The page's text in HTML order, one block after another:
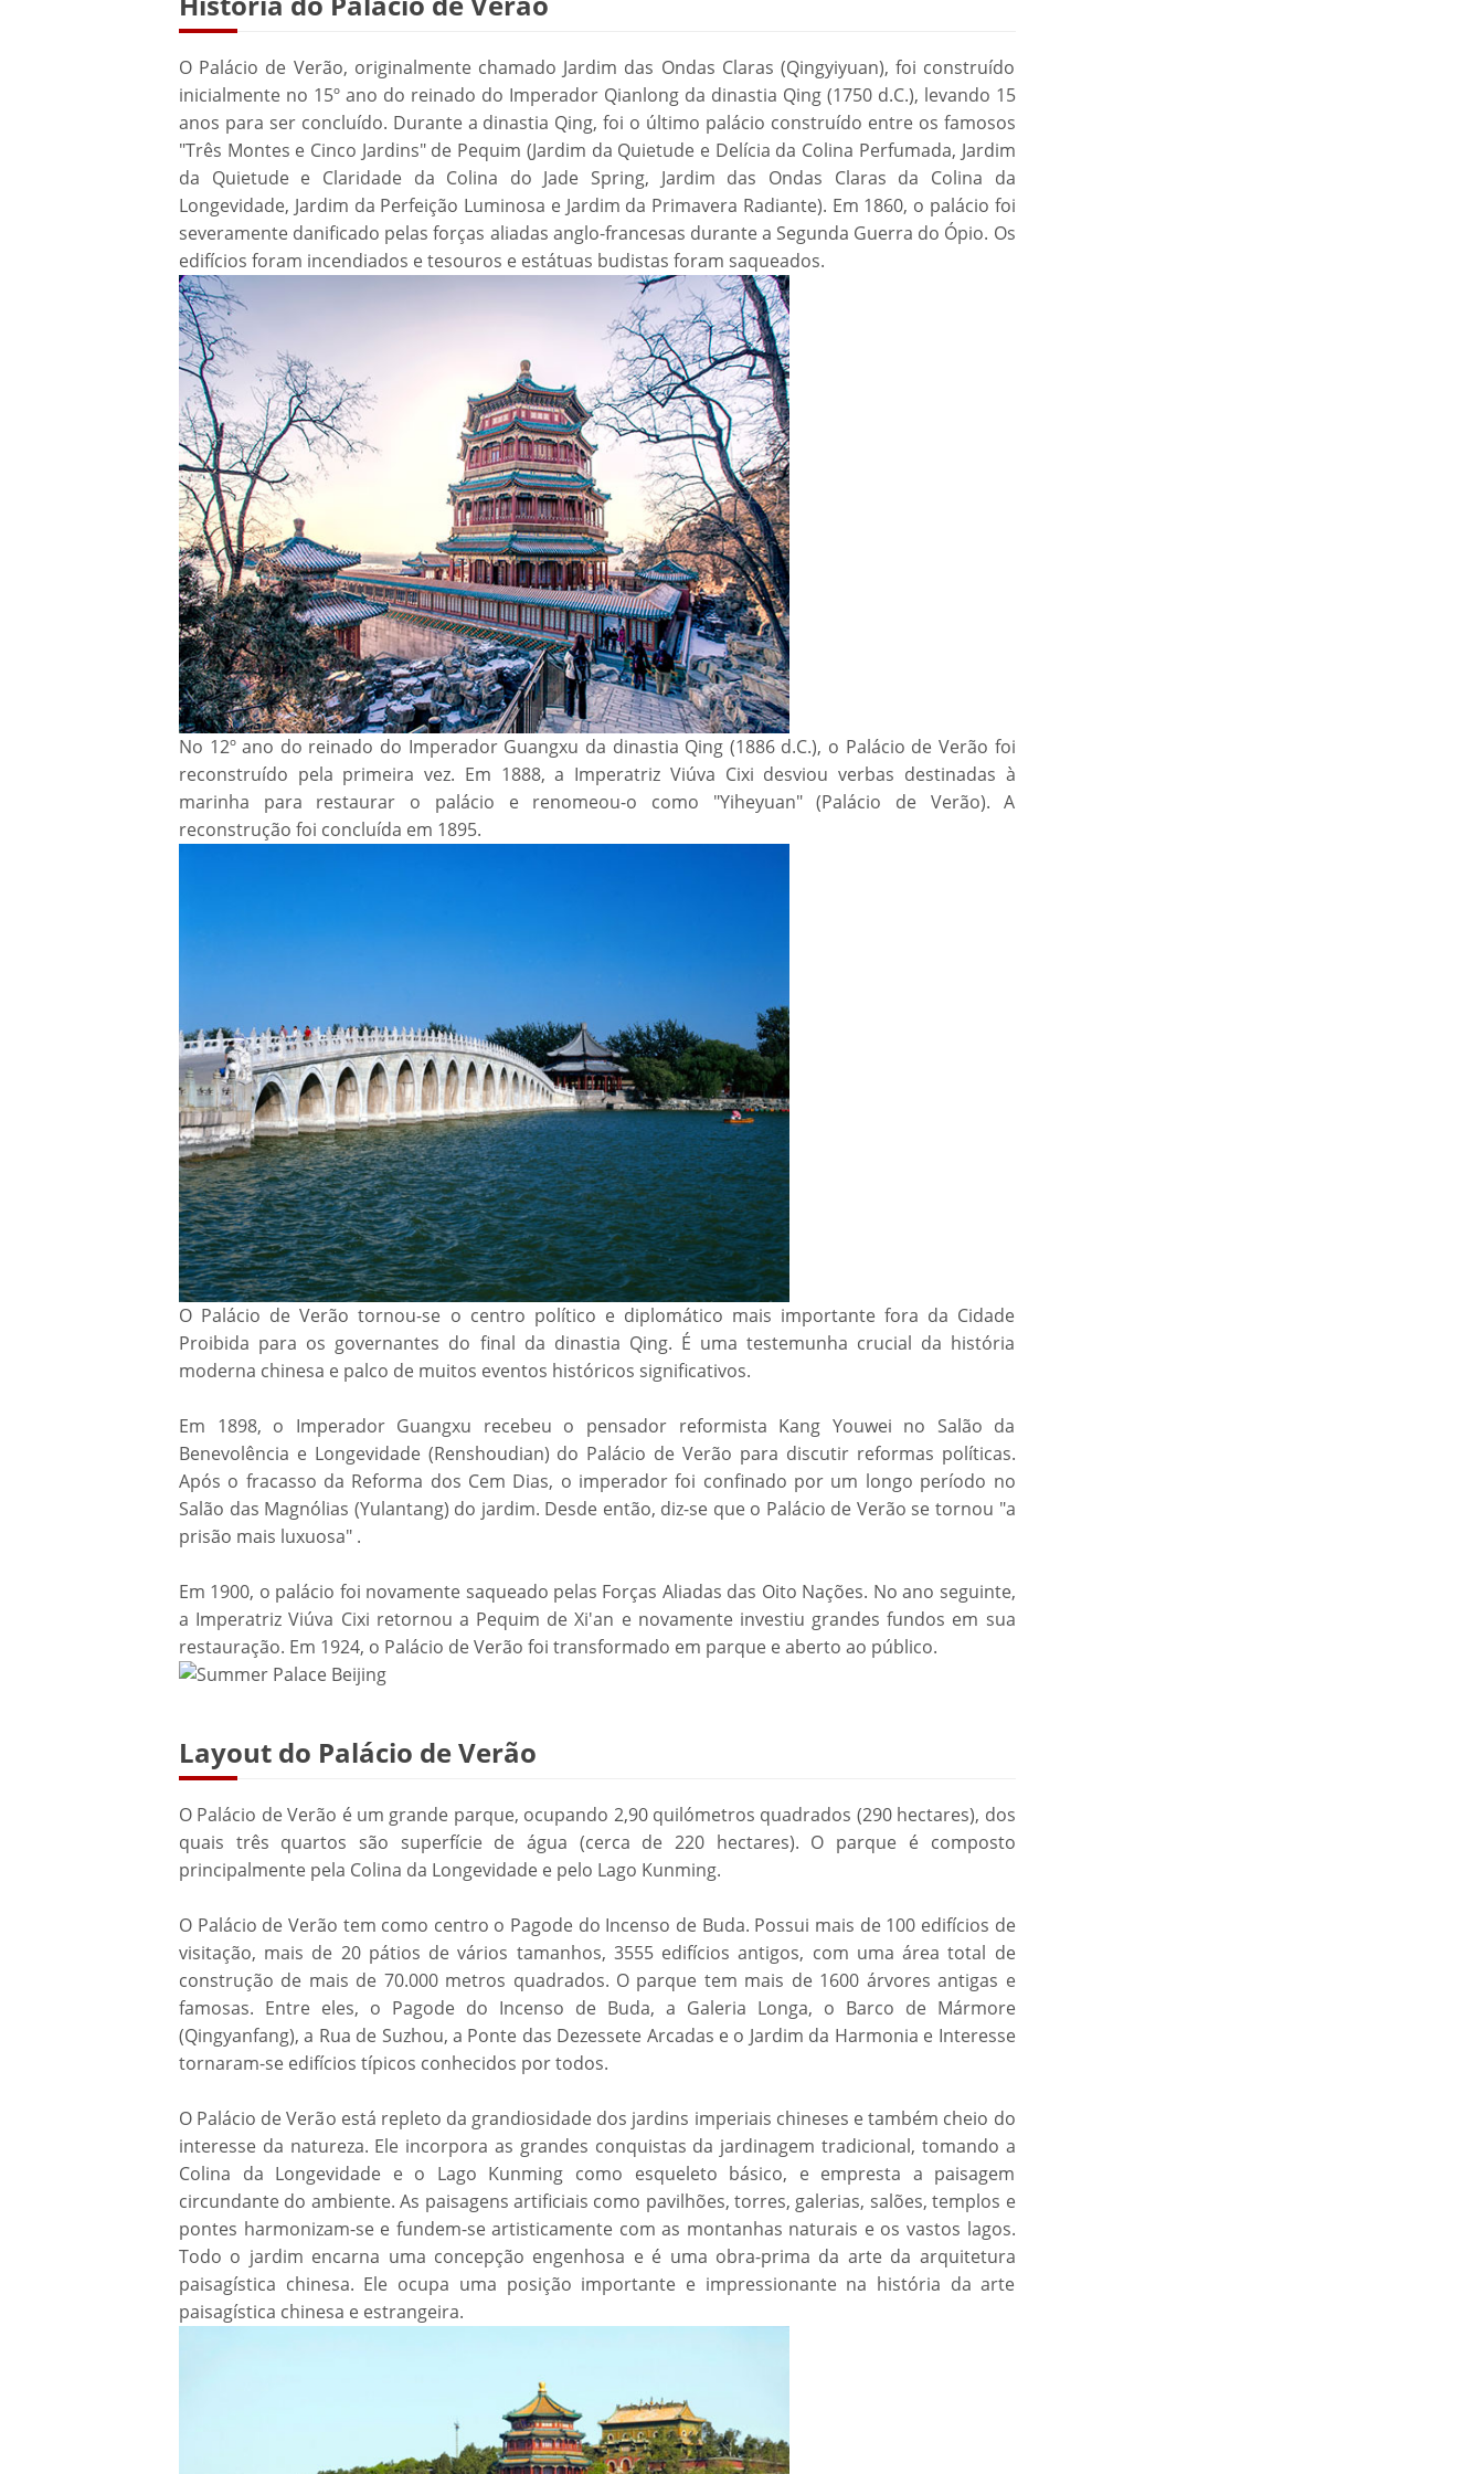
O Palácio de Verão, originalmente chamado Jardim das Ondas Claras (Qingyiyuan), foi construído
inicialmente no 15º ano do reinado do Imperador Qianlong da dinastia Qing (1750 d.C.), levando 15
anos para ser concluído. Durante a dinastia Qing, foi o último palácio construído entre os famosos
"Três Montes e Cinco Jardins" de Pequim (Jardim da Quietude e Delícia da Colina Perfumada, Jardim
da Quietude e Claridade da Colina do Jade Spring, Jardim das Ondas Claras da Colina da
Longevidade, Jardim da Perfeição Luminosa e Jardim da Primavera Radiante). Em 1860, o palácio foi
severamente danificado pelas forças aliadas anglo-francesas durante a Segunda Guerra do Ópio. Os
edifícios foram incendiados e tesouros e estátuas budistas foram saqueados.
No 12º ano do reinado do Imperador Guangxu da dinastia Qing (1886 d.C.), o Palácio de Verão foi
reconstruído pela primeira vez. Em 1888, a Imperatriz Viúva Cixi desviou verbas destinadas à
marinha para restaurar o palácio e renomeou-o como "Yiheyuan" (Palácio de Verão). A
reconstrução foi concluída em 1895.
O Palácio de Verão tornou-se o centro político e diplomático mais importante fora da Cidade
Proibida para os governantes do final da dinastia Qing. É uma testemunha crucial da história
moderna chinesa e palco de muitos eventos históricos significativos.
Em 1898, o Imperador Guangxu recebeu o pensador reformista Kang Youwei no Salão da
Benevolência e Longevidade (Renshoudian) do Palácio de Verão para discutir reformas políticas.
Após o fracasso da Reforma dos Cem Dias, o imperador foi confinado por um longo período no
Salão das Magnólias (Yulantang) do jardim. Desde então, diz-se que o Palácio de Verão se tornou "a
prisão mais luxuosa" .
Em 1900, o palácio foi novamente saqueado pelas Forças Aliadas das Oito Nações. No ano seguinte,
a Imperatriz Viúva Cixi retornou a Pequim de Xi'an e novamente investiu grandes fundos em sua
restauração. Em 1924, o Palácio de Verão foi transformado em parque e aberto ao público.
Layout do Palácio de Verão
O Palácio de Verão é um grande parque, ocupando 2,90 quilómetros quadrados (290 hectares), dos
quais três quartos são superfície de água (cerca de 220 hectares). O parque é composto
principalmente pela Colina da Longevidade e pelo Lago Kunming.
O Palácio de Verão tem como centro o Pagode do Incenso de Buda. Possui mais de 100 edifícios de
visitação, mais de 20 pátios de vários tamanhos, 3555 edifícios antigos, com uma área total de
construção de mais de 70.000 metros quadrados. O parque tem mais de 1600 árvores antigas e
famosas. Entre eles, o Pagode do Incenso de Buda, a Galeria Longa, o Barco de Mármore
(Qingyanfang), a Rua de Suzhou, a Ponte das Dezessete Arcadas e o Jardim da Harmonia e Interesse
tornaram-se edifícios típicos conhecidos por todos.
O Palácio de Verão está repleto da grandiosidade dos jardins imperiais chineses e também cheio do
interesse da natureza. Ele incorpora as grandes conquistas da jardinagem tradicional, tomando a
Colina da Longevidade e o Lago Kunming como esqueleto básico, e empresta a paisagem
circundante do ambiente. As paisagens artificiais como pavilhões, torres, galerias, salões, templos e
pontes harmonizam-se e fundem-se artisticamente com as montanhas naturais e os vastos lagos.
Todo o jardim encarna uma concepção engenhosa e é uma obra-prima da arte da arquitetura
paisagística chinesa. Ele ocupa uma posição importante e impressionante na história da arte
paisagística chinesa e estrangeira.